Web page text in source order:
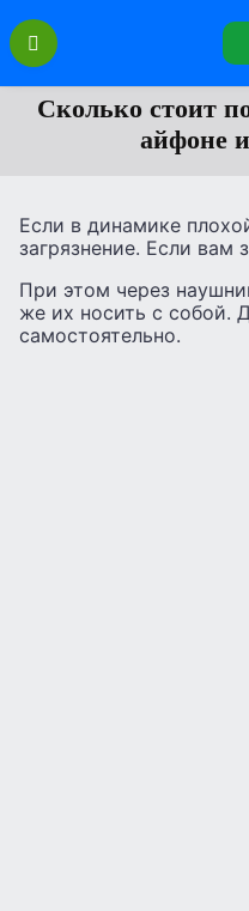
Перейти
содержанию
Сколько стоит
айфоне
Если в динамике
загрязнение. Если вам
При этом через
же их носить с собой.
самостоятельно.